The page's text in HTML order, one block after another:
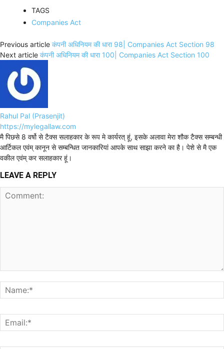
TAGS
Companies Act
Previous article कंपनी अधिनियम की धारा 98| Companies Act Section 98
Next article कंपनी अधिनियम की धारा 100| Companies Act Section 100
Rahul Pal (Prasenjit)
https://mylegallaw.com
मै पिछसे 8 वर्षो से टैक्स सलाहकार के रूप मे कार्यरत् हूं, इसके अलावा मेरा शौक टैक्स सम्बन्धी
आर्टिकल एवंम् कानून से सम्बन्धित जानकारियां आपके साथ साझा करने का है। पेशे से मै एक
वकील एवंम् कर सलाहकार हूं।
LEAVE A REPLY